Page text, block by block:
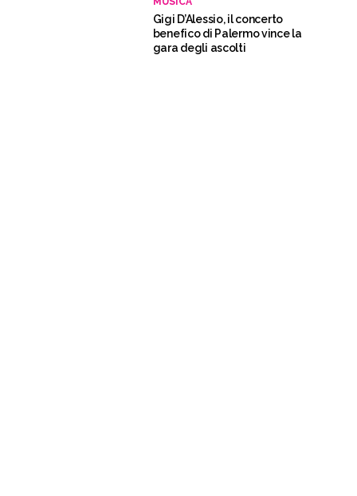
Gigi D’Alessio, il concerto
benefico di Palermo vince la
gara degli ascolti